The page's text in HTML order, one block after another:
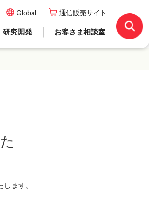
研究開発 お客さま相談室
Global 通信販売サイト
ます。